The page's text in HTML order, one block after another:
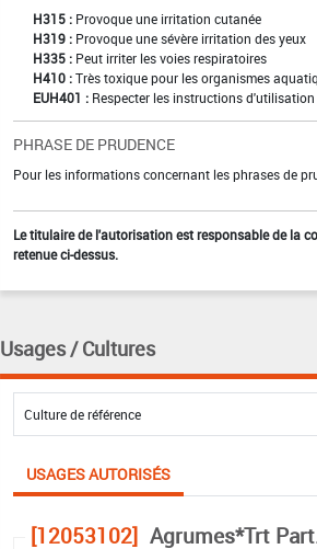
H315 : Provoque une irritation cutanée
H319 : Provoque une sévère irritation des yeux
H335 : Peut irriter les voies respiratoires
H410 : Très toxique pour les organismes
EUH401 : Respecter les instructions
PHRASE DE PRUDENCE
Pour les informations concernant les phrases de
Le titulaire de l'autorisation est responsable de la
retenue ci-dessus.
Usages / Cultures
USAGES AUTORISÉS
[12053102] Agrumes*Trt